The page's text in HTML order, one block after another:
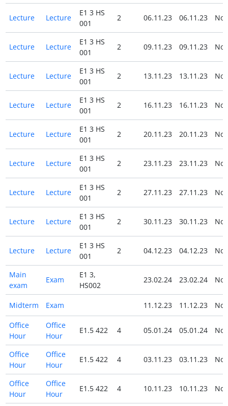
Lecture Lecture
E1 3 HS
001
2 06.11.23 06.11.23 No
Lecture Lecture
E1 3 HS
001
2 09.11.23 09.11.23 No
Lecture Lecture
E1 3 HS
001
2 13.11.23 13.11.23 No
Lecture Lecture
E1 3 HS
001
2 16.11.23 16.11.23 No
Lecture Lecture
E1 3 HS
001
2 20.11.23 20.11.23 No
Lecture Lecture
E1 3 HS
001
2 23.11.23 23.11.23 No
Lecture Lecture
E1 3 HS
001
2 27.11.23 27.11.23 No
Lecture Lecture
E1 3 HS
001
2 30.11.23 30.11.23 No
Lecture Lecture
E1 3 HS
001
2 04.12.23 04.12.23 No
Main
exam
Exam
E1 3,
HS002
23.02.24 23.02.24 No
Midterm Exam 11.12.23 11.12.23 No
Office
Hour
Office
Hour
E1.5 422 4 05.01.24 05.01.24 No
Office
Hour
Office
Hour
E1.5 422 4 03.11.23 03.11.23 No
Office
Hour
Office
Hour
E1.5 422 4 10.11.23 10.11.23 No